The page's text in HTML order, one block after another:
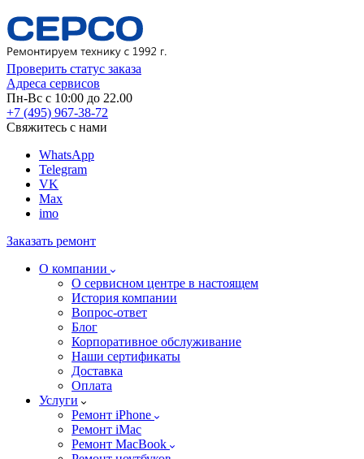
Проверить статус заказа
Адреса сервисов
Пн-Вс с 10:00 до 22.00
+7 (495) 967-38-72
Свяжитесь с нами
WhatsApp
Telegram
VK
Max
imo
Заказать ремонт
О компании
О сервисном центре в настоящем
История компании
Вопрос-ответ
Блог
Корпоративное обслуживание
Наши сертификаты
Доставка
Оплата
Услуги
Ремонт iPhone
Ремонт iMac
Ремонт MacBook